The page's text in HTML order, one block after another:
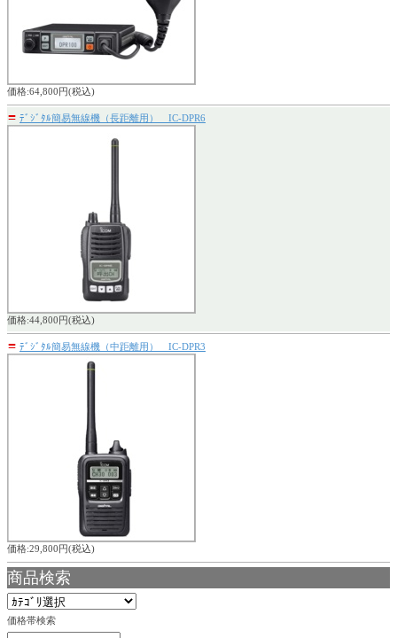
価格:64,800円(税込)
〓 ﾃﾞｼﾞﾀﾙ簡易無線機（長距離用） IC-DPR6
価格:44,800円(税込)
〓 ﾃﾞｼﾞﾀﾙ簡易無線機（中距離用） IC-DPR3
価格:29,800円(税込)
商品検索
価格帯検索